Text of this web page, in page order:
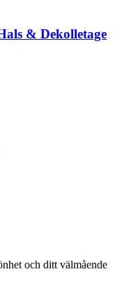
& Dekolletage
och ditt välmående